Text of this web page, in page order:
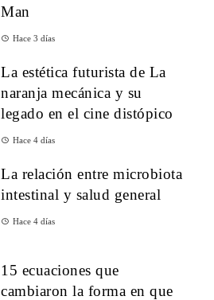
Man
Hace 3 días
La estética futurista de La
naranja mecánica y su
legado en el cine distópico
Hace 4 días
La relación entre microbiota
intestinal y salud general
Hace 4 días
15 ecuaciones que
cambiaron la forma en que